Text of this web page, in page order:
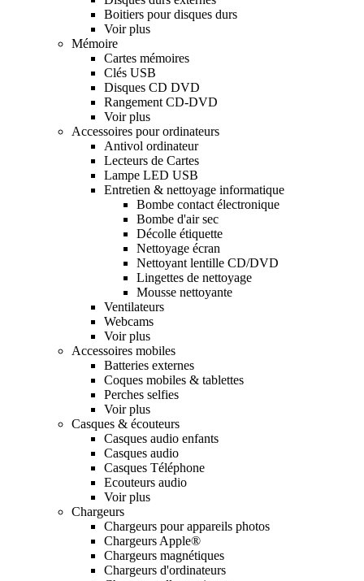
Boitiers pour disques durs
Voir plus
Mémoire
Cartes mémoires
Clés USB
Disques CD DVD
Rangement CD-DVD
Voir plus
Accessoires pour ordinateurs
Antivol ordinateur
Lecteurs de Cartes
Lampe LED USB
Entretien & nettoyage informatique
Bombe contact électronique
Bombe d'air sec
Décolle étiquette
Nettoyage écran
Nettoyant lentille CD/DVD
Lingettes de nettoyage
Mousse nettoyante
Ventilateurs
Webcams
Voir plus
Accessoires mobiles
Batteries externes
Coques mobiles & tablettes
Perches selfies
Voir plus
Casques & écouteurs
Casques audio enfants
Casques audio
Casques Téléphone
Ecouteurs audio
Voir plus
Chargeurs
Chargeurs pour appareils photos
Chargeurs Apple®
Chargeurs magnétiques
Chargeurs d'ordinateurs